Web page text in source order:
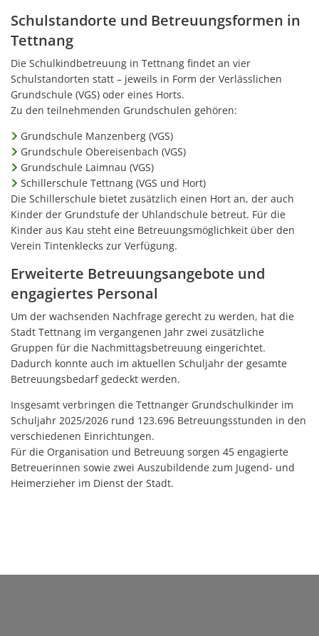
Schulstandorte und Betreuungsformen in
Tettnang
Die Schulkindbetreuung in Tettnang findet an vier
Schulstandorten statt – jeweils in Form der Verlässlichen
Grundschule (VGS) oder eines Horts.
Zu den teilnehmenden Grundschulen gehören:
Grundschule Manzenberg (VGS)
Grundschule Obereisenbach (VGS)
Grundschule Laimnau (VGS)
Schillerschule Tettnang (VGS und Hort)
Die Schillerschule bietet zusätzlich einen Hort an, der auch
Kinder der Grundstufe der Uhlandschule betreut. Für die
Kinder aus Kau steht eine Betreuungsmöglichkeit über den
Verein Tintenklecks zur Verfügung.
Erweiterte Betreuungsangebote und
engagiertes Personal
Um der wachsenden Nachfrage gerecht zu werden, hat die
Stadt Tettnang im vergangenen Jahr zwei zusätzliche
Gruppen für die Nachmittagsbetreuung eingerichtet.
Dadurch konnte auch im aktuellen Schuljahr der gesamte
Betreuungsbedarf gedeckt werden.
Insgesamt verbringen die Tettnanger Grundschulkinder im
Schuljahr 2025/2026 rund 123.696 Betreuungsstunden in den
verschiedenen Einrichtungen.
Für die Organisation und Betreuung sorgen 45 engagierte
Betreuerinnen sowie zwei Auszubildende zum Jugend- und
Heimerzieher im Dienst der Stadt.